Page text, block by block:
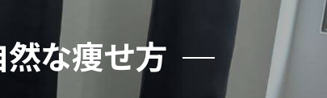
ボクササイズ
パーソナル
ボディメイク
な痩せ方